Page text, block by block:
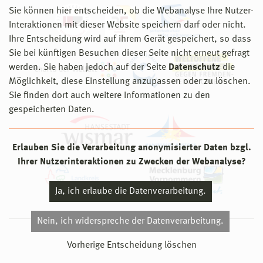
Sie können hier entscheiden, ob die Webanalyse Ihre Nutzer-
Interaktionen mit dieser Website speichern darf oder nicht.
Ihre Entscheidung wird auf ihrem Gerät gespeichert, so dass
Sie bei künftigen Besuchen dieser Seite nicht erneut gefragt
werden. Sie haben jedoch auf der Seite Datenschutz die
Möglichkeit, diese Einstellung anzupassen oder zu löschen.
Sie finden dort auch weitere Informationen zu den
gespeicherten Daten.
Erlauben Sie die Verarbeitung anonymisierter Daten bzgl.
Ihrer Nutzerinteraktionen zu Zwecken der Webanalyse?
Ja, ich erlaube die Datenverarbeitung.
Nein, ich widerspreche der Datenverarbeitung.
Vorherige Entscheidung löschen